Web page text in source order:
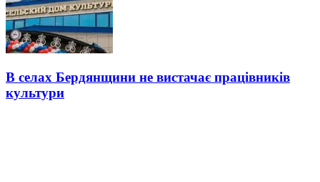
В селах Бердянщини не вистачає працівників
культури